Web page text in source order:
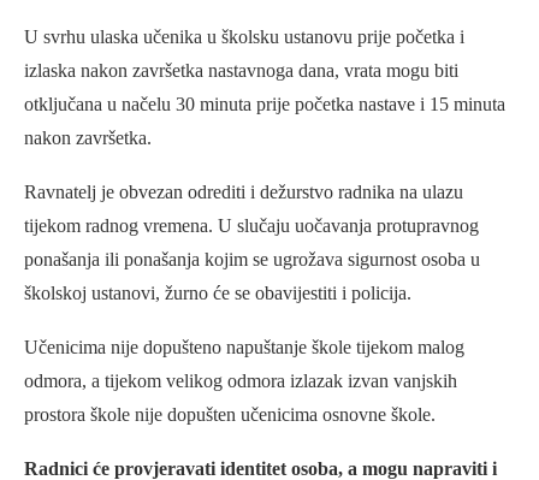
U svrhu ulaska učenika u školsku ustanovu prije početka i
izlaska nakon završetka nastavnoga dana, vrata mogu biti
otključana u načelu 30 minuta prije početka nastave i 15 minuta
nakon završetka.
Ravnatelj je obvezan odrediti i dežurstvo radnika na ulazu
tijekom radnog vremena. U slučaju uočavanja protupravnog
ponašanja ili ponašanja kojim se ugrožava sigurnost osoba u
školskoj ustanovi, žurno će se obavijestiti i policija.
Učenicima nije dopušteno napuštanje škole tijekom malog
odmora, a tijekom velikog odmora izlazak izvan vanjskih
prostora škole nije dopušten učenicima osnovne škole.
Radnici će provjeravati identitet osoba, a mogu napraviti i